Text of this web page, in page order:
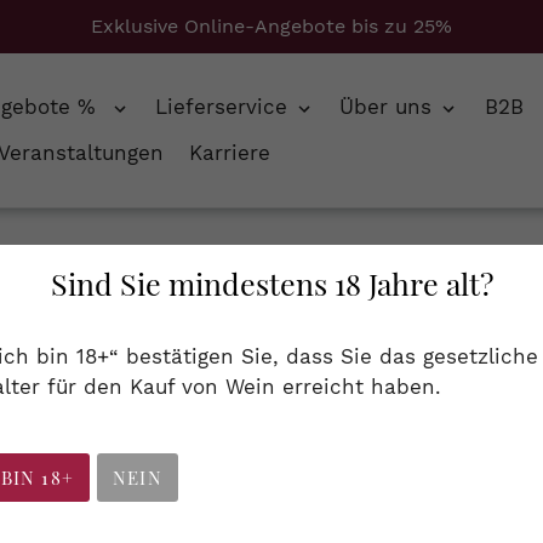
Sind Sie mindestens 18 Jahre alt?
bin 18+“ bestätigen Sie, dass Sie das gesetzliche
für den Kauf von Wein erreicht haben.
18+ NEIN
Exklusive Online-Angebote bis zu 25%
% Lieferservice Über uns
B2B
Karriere
a
m
l
Obstbrand...